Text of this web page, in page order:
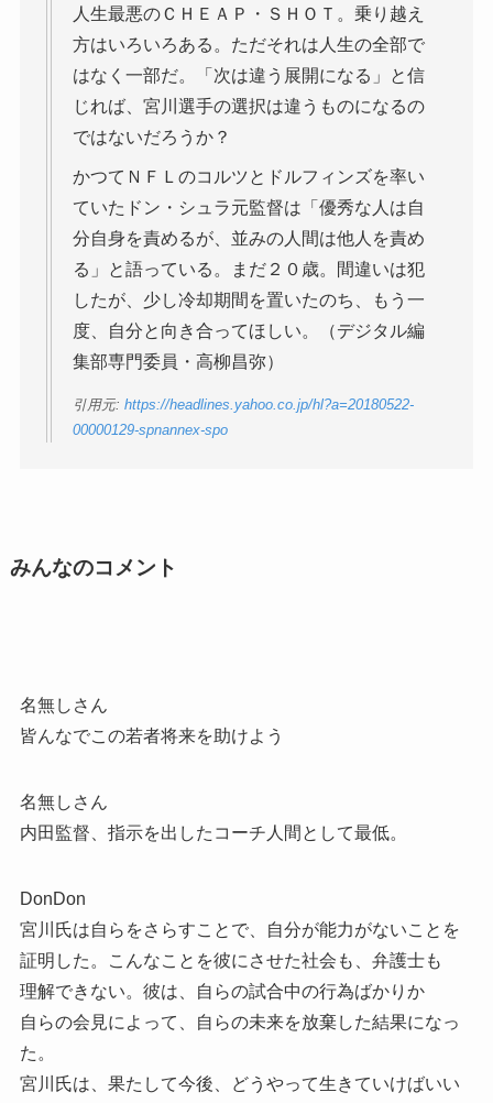
人生最悪のＣＨＥＡＰ・ＳＨＯＴ。乗り越え
方はいろいろある。ただそれは人生の全部で
はなく一部だ。「次は違う展開になる」と信
じれば、宮川選手の選択は違うものになるの
ではないだろうか？
かつてＮＦＬのコルツとドルフィンズを率い
ていたドン・シュラ元監督は「優秀な人は自
分自身を責めるが、並みの人間は他人を責め
る」と語っている。まだ２０歳。間違いは犯
したが、少し冷却期間を置いたのち、もう一
度、自分と向き合ってほしい。（デジタル編
集部専門委員・高柳昌弥）
引用元: https://headlines.yahoo.co.jp/hl?a=20180522-
00000129-spnannex-spo
みんなのコメント
名無しさん
皆んなでこの若者将来を助けよう
名無しさん
内田監督、指示を出したコーチ人間として最低。
DonDon
宮川氏は自らをさらすことで、自分が能力がないことを
証明した。こんなことを彼にさせた社会も、弁護士も
理解できない。彼は、自らの試合中の行為ばかりか
自らの会見によって、自らの未来を放棄した結果になっ
た。
宮川氏は、果たして今後、どうやって生きていけばいい